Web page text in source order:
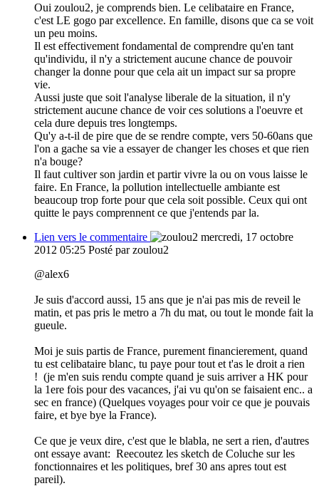
Oui zoulou2, je comprends bien. Le celibataire en France,
c'est LE gogo par excellence. En famille, disons que ca se voit
un peu moins.
Il est effectivement fondamental de comprendre qu'en tant
qu'individu, il n'y a strictement aucune chance de pouvoir
changer la donne pour que cela ait un impact sur sa propre
vie.
Aussi juste que soit l'analyse liberale de la situation, il n'y
strictement aucune chance de voir ces solutions a l'oeuvre et
cela dure depuis tres longtemps.
Qu'y a-t-il de pire que de se rendre compte, vers 50-60ans que
l'on a gache sa vie a essayer de changer les choses et que rien
n'a bouge?
Il faut cultiver son jardin et partir vivre la ou on vous laisse le
faire. En France, la pollution intellectuelle ambiante est
beaucoup trop forte pour que cela soit possible. Ceux qui ont
quitte le pays comprennent ce que j'entends par la.
Lien vers le commentaire
mercredi, 17 octobre
2012 05:25 Posté par zoulou2
@alex6
Je suis d'accord aussi, 15 ans que je n'ai pas mis de reveil le
matin, et pas pris le metro a 7h du mat, ou tout le monde fait la
gueule.
Moi je suis partis de France, purement financierement, quand
tu est celibataire blanc, tu paye pour tout et t'as le droit a rien
! (je m'en suis rendu compte quand je suis arriver a HK pour
la 1ere fois pour des vacances, j'ai vu qu'on se faisaient enc.. a
sec en france) (Quelques voyages pour voir ce que je pouvais
faire, et bye bye la France).
Ce que je veux dire, c'est que le blabla, ne sert a rien, d'autres
ont essaye avant: Reecoutez les sketch de Coluche sur les
fonctionnaires et les politiques, bref 30 ans apres tout est
pareil).